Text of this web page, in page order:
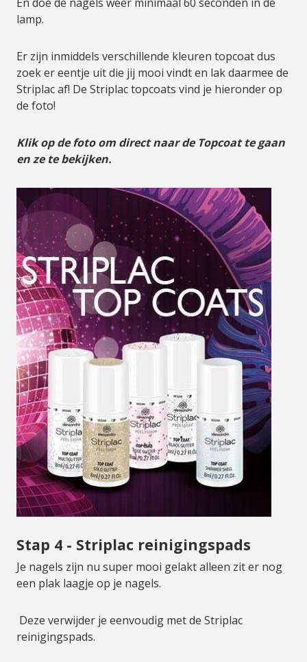
lamp.
Er zijn inmiddels verschillende kleuren topcoat dus
zoek er eentje uit die jij mooi vindt en lak daarmee de
Striplac af! De Striplac topcoats vind je hieronder op
de foto!
Klik op de foto om direct naar de Topcoat te gaan
en ze te bekijken.
Stap 4 - Striplac reinigingspads
Je nagels zijn nu super mooi gelakt alleen zit er nog
een plak laagje op je nagels.
Deze verwijder je eenvoudig met de Striplac
reinigingspads.